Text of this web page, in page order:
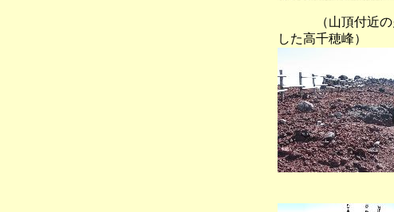
（山頂付近
した高千穂峰）
（韓国岳